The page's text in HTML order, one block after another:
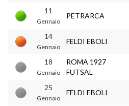
11
Gennaio
PETRARCA
14
Gennaio
FELDI EBOLI
18
Gennaio
ROMA 1927
FUTSAL
25
Gennaio
FELDI EBOLI